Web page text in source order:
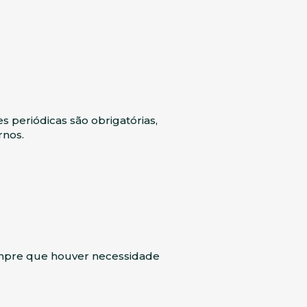
periódicas são obrigatórias,
que houver necessidade